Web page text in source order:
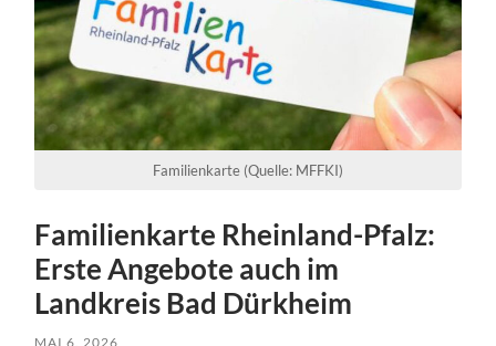
Familienkarte (Quelle: MFFKI)
Familienkarte Rheinland-Pfalz:
Erste Angebote auch im
Landkreis Bad Dürkheim
MAI 6, 2026